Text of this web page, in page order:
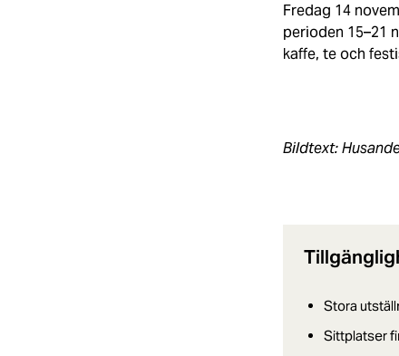
Fredag 14
perioden 15–21
kaffe, te och
Bildtext:
Stora
Sittplatser